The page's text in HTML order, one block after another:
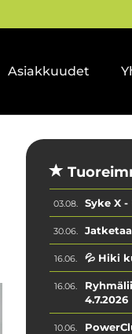
Asiakkuudet
03.08. Syke X
30.06.
16.06. 💦 Hiki
16.06.
4.7.2026
10.06.